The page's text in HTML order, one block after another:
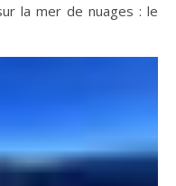
la mer de nuages : le